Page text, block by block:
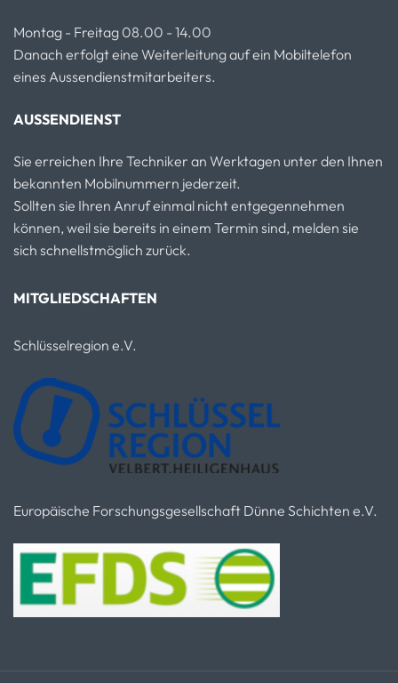
Montag - Freitag 08.00 - 14.00
Danach erfolgt eine Weiterleitung auf ein Mobiltelefon
eines Aussendienstmitarbeiters.
AUSSENDIENST
Sie erreichen Ihre Techniker an Werktagen unter den Ihnen
bekannten Mobilnummern jederzeit.
Sollten sie Ihren Anruf einmal nicht entgegennehmen
können, weil sie bereits in einem Termin sind, melden sie
sich schnellstmöglich zurück.
MITGLIEDSCHAFTEN
Schlüsselregion e.V.
Europäische Forschungsgesellschaft Dünne Schichten e.V.